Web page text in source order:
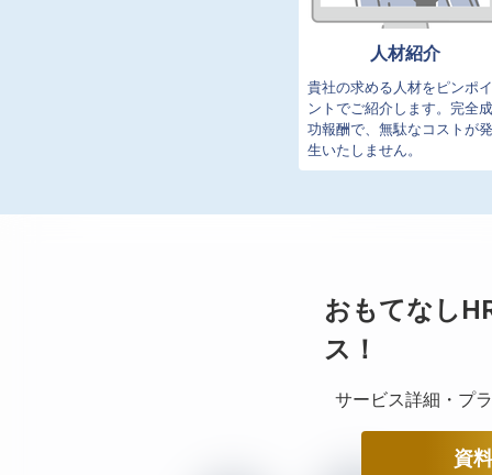
人材紹介
貴社の求める人材をピンポイ
ントでご紹介します。完全成
功報酬で、無駄なコストが発
生いたしません。
おもてなし
ス！
サービス詳細・プ
資